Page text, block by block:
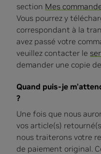
section Mes
Vous pourrez y
correspondant à la
avez passé votre
veuillez contacter le
demander une copie
Quand puis-je
?
Une fois que nous
vos article(s)
nous traiterons votre
de paiement original.